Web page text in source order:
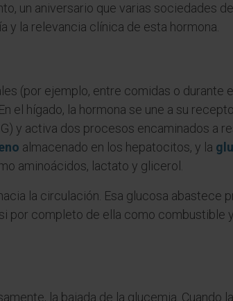
un aniversario que varias sociedades
la relevancia clínica de esta hormona.
(por ejemplo, entre comidas o durante
el hígado, la hormona se une a su
y activa dos procesos encaminados a
almacenado en los hepatocitos, y la
aminoácidos, lactato y glicerol.
la circulación. Esa glucosa abastece
por completo de ella como combustible
la bajada de la glucemia. Cuando